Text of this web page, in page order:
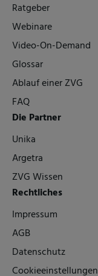
Ratgeber
Webinare
Video-On-Demand
Glossar
Ablauf einer ZVG
FAQ
Die Partner
Unika
Argetra
ZVG Wissen
Rechtliches
Impressum
AGB
Datenschutz
Cookieeinstellungen